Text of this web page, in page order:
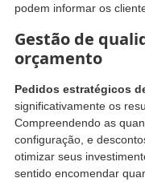
podem informar os
Gestão de
orçamento
Pedidos estratégicos
significativamente os
Compreendendo as
configuração, e
otimizar seus
sentido encomendar